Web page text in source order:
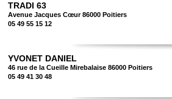
TRADI 63
Avenue Jacques Cœur 86000 Poitiers
05 49 55 15 12
YVONET DANIEL
46 rue de la Cueille Mirebalaise 86000 Poitiers
05 49 41 30 48